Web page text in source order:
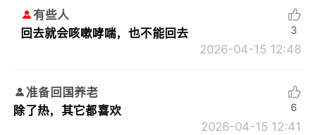
有些人
回去就会咳嗽哮喘，也不能回去
2026-04-15 12:48
3
准备回国养老
除了热，其它都喜欢
2026-04-15 12:41
6